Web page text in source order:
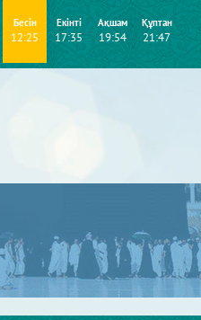
Бесін
12:25
Екінті
17:35
Ақшам
19:54
Құптан
21:47